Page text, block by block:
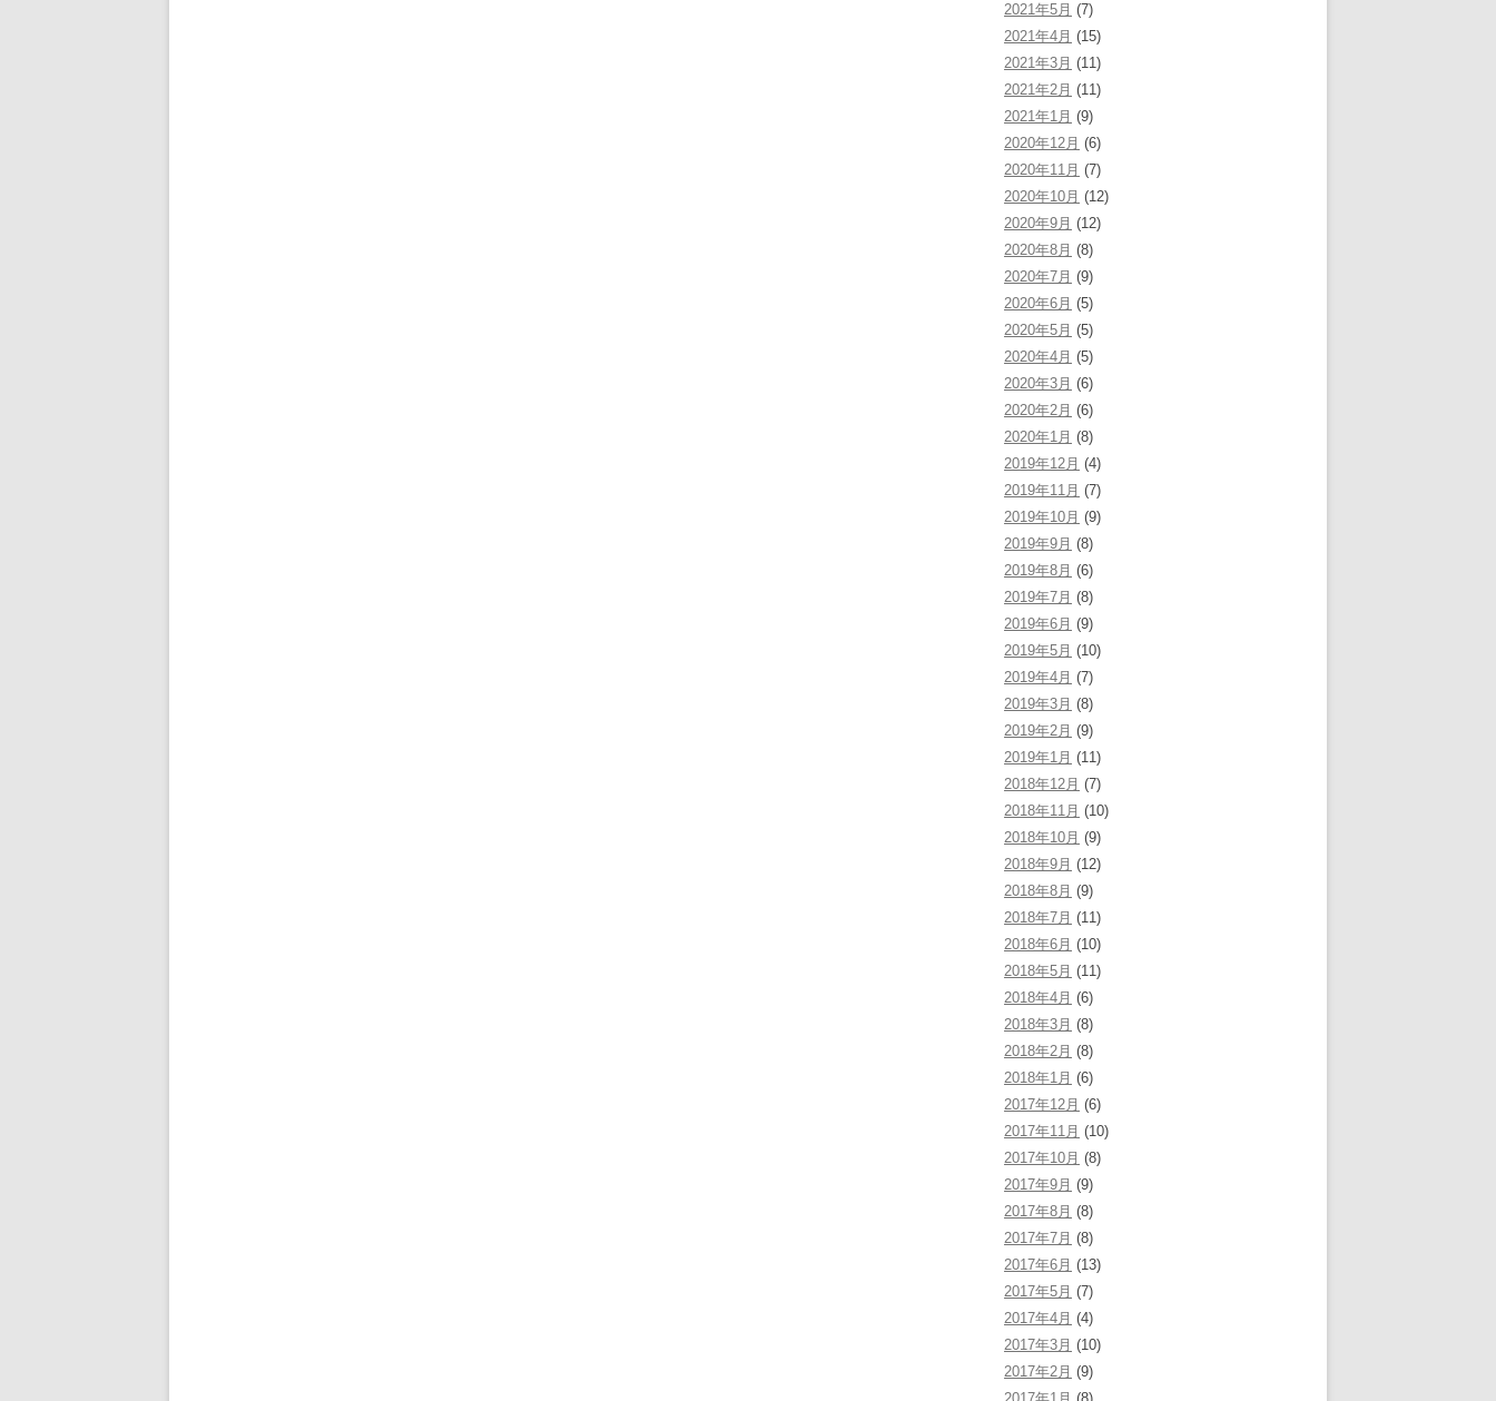
2021年5月 (7)
2021年4月 (15)
2021年3月 (11)
2021年2月 (11)
2021年1月 (9)
2020年12月 (6)
2020年11月 (7)
2020年10月 (12)
2020年9月 (12)
2020年8月 (8)
2020年7月 (9)
2020年6月 (5)
2020年5月 (5)
2020年4月 (5)
2020年3月 (6)
2020年2月 (6)
2020年1月 (8)
2019年12月 (4)
2019年11月 (7)
2019年10月 (9)
2019年9月 (8)
2019年8月 (6)
2019年7月 (8)
2019年6月 (9)
2019年5月 (10)
2019年4月 (7)
2019年3月 (8)
2019年2月 (9)
2019年1月 (11)
2018年12月 (7)
2018年11月 (10)
2018年10月 (9)
2018年9月 (12)
2018年8月 (9)
2018年7月 (11)
2018年6月 (10)
2018年5月 (11)
2018年4月 (6)
2018年3月 (8)
2018年2月 (8)
2018年1月 (6)
2017年12月 (6)
2017年11月 (10)
2017年10月 (8)
2017年9月 (9)
2017年8月 (8)
2017年7月 (8)
2017年6月 (13)
2017年5月 (7)
2017年4月 (4)
2017年3月 (10)
2017年2月 (9)